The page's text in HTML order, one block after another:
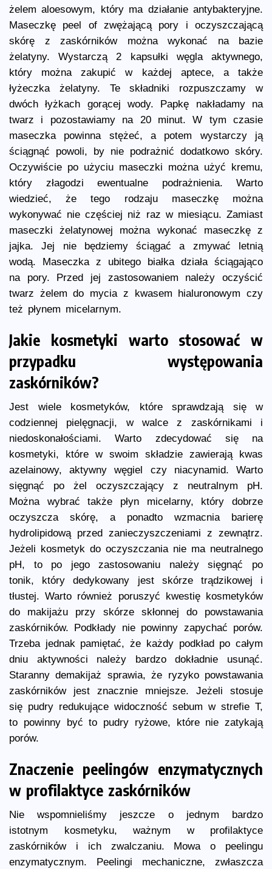
żelem aloesowym, który ma działanie antybakteryjne.
Maseczkę peel of zwężającą pory i oczyszczającą
skórę z zaskórników można wykonać na bazie
żelatyny. Wystarczą 2 kapsułki węgla aktywnego,
który można zakupić w każdej aptece, a także
łyżeczka żelatyny. Te składniki rozpuszczamy w
dwóch łyżkach gorącej wody. Papkę nakładamy na
twarz i pozostawiamy na 20 minut. W tym czasie
maseczka powinna stężeć, a potem wystarczy ją
ściągnąć powoli, by nie podrażnić dodatkowo skóry.
Oczywiście po użyciu maseczki można użyć kremu,
który złagodzi ewentualne podrażnienia. Warto
wiedzieć, że tego rodzaju maseczkę można
wykonywać nie częściej niż raz w miesiącu. Zamiast
maseczki żelatynowej można wykonać maseczkę z
jajka. Jej nie będziemy ściągać a zmywać letnią
wodą. Maseczka z ubitego białka działa ściągająco
na pory. Przed jej zastosowaniem należy oczyścić
twarz żelem do mycia z kwasem hialuronowym czy
też płynem micelarnym.
Jakie kosmetyki warto stosować w
przypadku występowania
zaskórników?
Jest wiele kosmetyków, które sprawdzają się w
codziennej pielęgnacji, w walce z zaskórnikami i
niedoskonałościami. Warto zdecydować się na
kosmetyki, które w swoim składzie zawierają kwas
azelainowy, aktywny węgiel czy niacynamid. Warto
sięgnąć po żel oczyszczający z neutralnym pH.
Można wybrać także płyn micelarny, który dobrze
oczyszcza skórę, a ponadto wzmacnia barierę
hydrolipidową przed zanieczyszczeniami z zewnątrz.
Jeżeli kosmetyk do oczyszczania nie ma neutralnego
pH, to po jego zastosowaniu należy sięgnąć po
tonik, który dedykowany jest skórze trądzikowej i
tłustej. Warto również poruszyć kwestię kosmetyków
do makijażu przy skórze skłonnej do powstawania
zaskórników. Podkłady nie powinny zapychać porów.
Trzeba jednak pamiętać, że każdy podkład po całym
dniu aktywności należy bardzo dokładnie usunąć.
Staranny demakijaż sprawia, że ryzyko powstawania
zaskórników jest znacznie mniejsze. Jeżeli stosuje
się pudry redukujące widoczność sebum w strefie T,
to powinny być to pudry ryżowe, które nie zatykają
porów.
Znaczenie peelingów enzymatycznych
w profilaktyce zaskórników
Nie wspomnieliśmy jeszcze o jednym bardzo
istotnym kosmetyku, ważnym w profilaktyce
zaskórników i ich zwalczaniu. Mowa o peelingu
enzymatycznym. Peelingi mechaniczne, zwłaszcza